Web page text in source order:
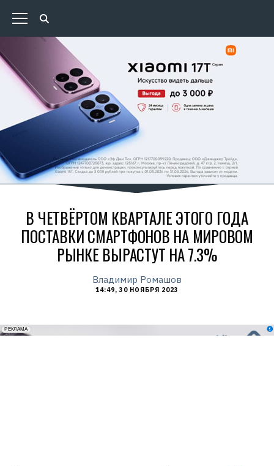
В ЧЕТВЁРТОМ КВАРТАЛЕ ЭТОГО ГОДА
ПОСТАВКИ СМАРТФОНОВ НА МИРОВОМ
РЫНКЕ ВЫРАСТУТ НА 7.3%
Владимир Ромашов
14:49, 30 НОЯБРЯ 2023
erid: 2VfnxxmNzs5
РЕКЛАМА